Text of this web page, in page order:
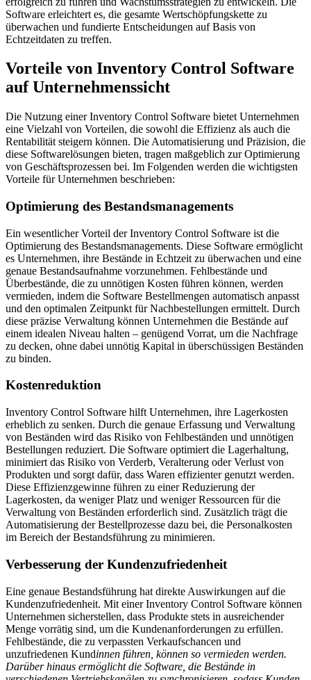
Software erleichtert es, die gesamte Wertschöpfungskette zu
überwachen und fundierte Entscheidungen auf Basis von
Echtzeitdaten zu treffen.
Vorteile von Inventory Control Software
auf Unternehmenssicht
Die Nutzung einer Inventory Control Software bietet Unternehmen
eine Vielzahl von Vorteilen, die sowohl die Effizienz als auch die
Rentabilität steigern können. Die Automatisierung und Präzision, die
diese Softwarelösungen bieten, tragen maßgeblich zur Optimierung
von Geschäftsprozessen bei. Im Folgenden werden die wichtigsten
Vorteile für Unternehmen beschrieben:
Optimierung des Bestandsmanagements
Ein wesentlicher Vorteil der Inventory Control Software ist die
Optimierung des Bestandsmanagements. Diese Software ermöglicht
es Unternehmen, ihre Bestände in Echtzeit zu überwachen und eine
genaue Bestandsaufnahme vorzunehmen. Fehlbestände und
Überbestände, die zu unnötigen Kosten führen können, werden
vermieden, indem die Software Bestellmengen automatisch anpasst
und den optimalen Zeitpunkt für Nachbestellungen ermittelt. Durch
diese präzise Verwaltung können Unternehmen die Bestände auf
einem idealen Niveau halten – genügend Vorrat, um die Nachfrage
zu decken, ohne dabei unnötig Kapital in überschüssigen Beständen
zu binden.
Kostenreduktion
Inventory Control Software hilft Unternehmen, ihre Lagerkosten
erheblich zu senken. Durch die genaue Erfassung und Verwaltung
von Beständen wird das Risiko von Fehlbeständen und unnötigen
Bestellungen reduziert. Die Software optimiert die Lagerhaltung,
minimiert das Risiko von Verderb, Veralterung oder Verlust von
Produkten und sorgt dafür, dass Waren effizienter genutzt werden.
Diese Effizienzgewinne führen zu einer Reduzierung der
Lagerkosten, da weniger Platz und weniger Ressourcen für die
Verwaltung von Beständen erforderlich sind. Zusätzlich trägt die
Automatisierung der Bestellprozesse dazu bei, die Personalkosten
im Bereich der Bestandsführung zu minimieren.
Verbesserung der Kundenzufriedenheit
Eine genaue Bestandsführung hat direkte Auswirkungen auf die
Kundenzufriedenheit. Mit einer Inventory Control Software können
Unternehmen sicherstellen, dass Produkte stets in ausreichender
Menge vorrätig sind, um die Kundenanforderungen zu erfüllen.
Fehlbestände, die zu verpassten Verkaufschancen und
unzufriedenen Kundinnen führen, können so vermieden werden.
Darüber hinaus ermöglicht die Software, die Bestände in